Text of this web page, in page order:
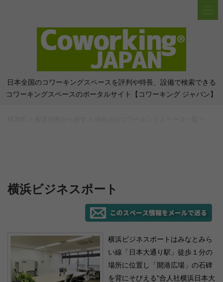
日本全国のコワーキングスペースを評判や特長、設備で検索できる
コワーキングスペースのポータルサイト【コワーキング ジャパン】
横浜ビジネスポート
横浜ビジネスポートはみなとみら
い線「日本大通り駅」徒歩１分の
場所に位置し「開港広場」の石碑
を背にそびえる"合人社横浜日本大